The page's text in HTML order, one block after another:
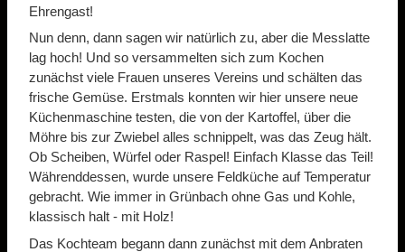
Ehrengast!
Nun denn, dann sagen wir natürlich zu, aber die Messlatte
lag hoch! Und so versammelten sich zum Kochen
zunächst viele Frauen unseres Vereins und schälten das
frische Gemüse. Erstmals konnten wir hier unsere neue
Küchenmaschine testen, die von der Kartoffel, über die
Möhre bis zur Zwiebel alles schnippelt, was das Zeug hält.
Ob Scheiben, Würfel oder Raspel! Einfach Klasse das Teil!
Währenddessen, wurde unsere Feldküche auf Temperatur
gebracht. Wie immer in Grünbach ohne Gas und Kohle,
klassisch halt - mit Holz!
Das Kochteam begann dann zunächst mit dem Anbraten